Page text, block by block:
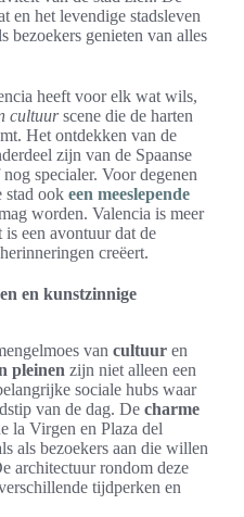
en het levendige stadsleven
bezoekers genieten van alles
heeft voor elk wat wils,
cultuurscene die de harten
Het ontdekken van de
zijn van de Spaanse
specialer. Voor degenen
stad ook een meeslepende
worden. Valencia is meer
is een avontuur dat de
creëert.
en kunstzinnige
van cultuur en
pleinen zijn niet alleen een
sociale hubs waar
van de dag. De charme
la Virgen en Plaza del
als bezoekers aan die willen
architectuur rondom deze
tijdperken en